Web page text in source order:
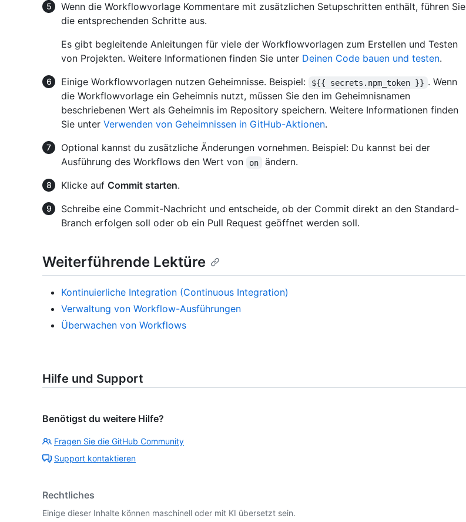
Wenn die Workflowvorlage Kommentare mit zusätzlichen Setupschritten enthält, führen Sie
die entsprechenden Schritte aus.
Es gibt begleitende Anleitungen für viele der Workflowvorlagen zum Erstellen und Testen
von Projekten. Weitere Informationen finden Sie unter Deinen Code bauen und testen.
Einige Workflowvorlagen nutzen Geheimnisse. Beispiel:
${{ secrets.npm_token }} . Wenn
die Workflowvorlage ein Geheimnis nutzt, müssen Sie den im Geheimnisnamen
beschriebenen Wert als Geheimnis im Repository speichern. Weitere Informationen finden
Sie unter Verwenden von Geheimnissen in GitHub-Aktionen.
Optional kannst du zusätzliche Änderungen vornehmen. Beispiel: Du kannst bei der
Ausführung des Workflows den Wert von
on
ändern.
Klicke auf Commit starten.
Schreibe eine Commit-Nachricht und entscheide, ob der Commit direkt an den Standard-
Branch erfolgen soll oder ob ein Pull Request geöffnet werden soll.
Weiterführende Lektüre
Kontinuierliche Integration (Continuous Integration)
Verwaltung von Workflow-Ausführungen
Überwachen von Workflows
Hilfe und Support
Benötigst du weitere Hilfe?
Fragen Sie die GitHub Community
Support kontaktieren
Rechtliches
Einige dieser Inhalte können maschinell oder mit KI übersetzt sein.